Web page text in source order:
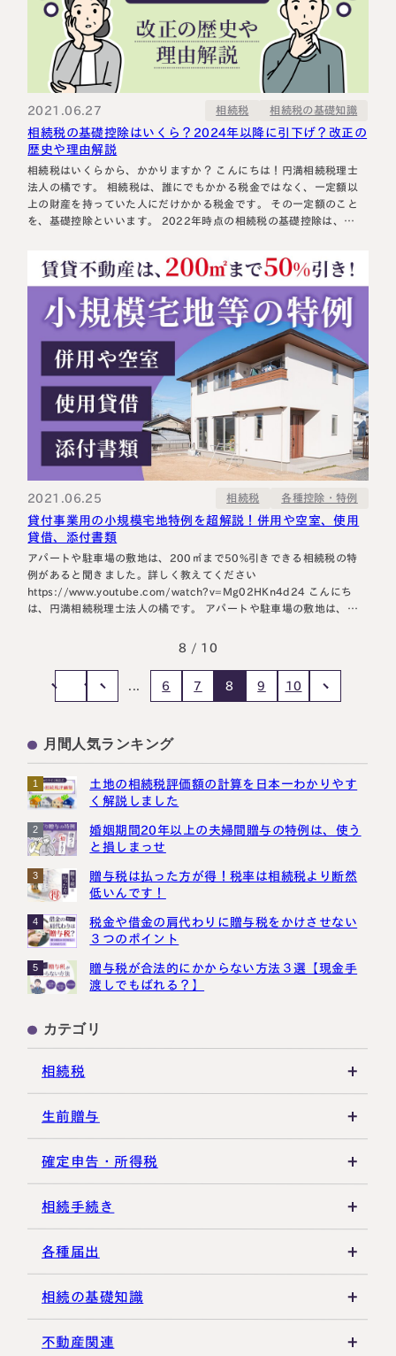
2021.06.27 相続税 相続税の基礎知識
相続税の基礎控除はいくら？2024年以降に引下げ？改正の
歴史や理由解説
相続税はいくらから、かかりますか？ こんにちは！円満相続税理士
法人の橘です。 相続税は、誰にでもかかる税金ではなく、一定額以
上の財産を持っていた人にだけかかる税金です。 その一定額のこと
を、基礎控除といいます。 2022年時点の相続税の基礎控除は、
ことになり…
2021.06.25 相続税 各種控除・特例
貸付事業用の小規模宅地特例を超解説！併用や空室、使用
貸借、添付書類
アパートや駐車場の敷地は、200㎡まで50%引きできる相続税の特
例があると聞きました。詳しく教えてください
https://www.youtube.com/watch?v=Mg02HKn4d24 こんにち
は、円満相続税理士法人の橘です。 アパートや駐車場の敷地は、
8 / 10
6 7 8 9 10
月間人気ランキング
1
土地の相続税評価額の計算を日本一わかりやす
く解説しました
2
婚姻期間20年以上の夫婦間贈与の特例は、使う
と損しまっせ
3
贈与税は払った方が得！税率は相続税より断然
低いんです！
4
税金や借金の肩代わりに贈与税をかけさせない
３つのポイント
5
贈与税が合法的にかからない方法３選【現金手
渡しでもばれる？】
カテゴリ
相続税
相続税の基礎知識
税務調査・申告実務
各種控除・特例
生前贈与
贈与税の基礎知識
贈与の特例制度
生前贈与
その他贈与関連
確定申告・所得税
譲渡所得
その他所得税
相続手続き
遺言書
遺留分
遺産分割
各種届出
税金の納付
死亡届・届出関連
相続の基礎知識
法定相続人・法定相続分
不動産関連